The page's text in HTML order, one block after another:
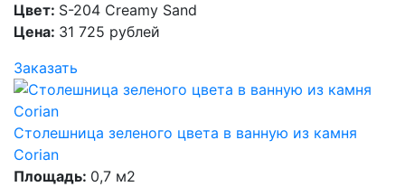
Цвет: S-204 Creamy Sand
Цена: 31 725 рублей
Заказать
Столешница зеленого цвета в ванную из камня
Corian
Площадь: 0,7 м2